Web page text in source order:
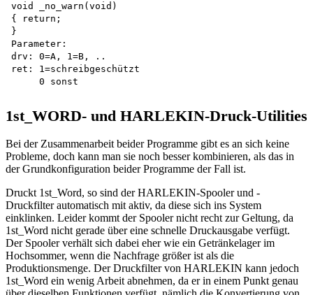
void _no_warn(void)
{ return;
}
Parameter:
drv: 0=A, 1=B, ..
ret: 1=schreibgeschützt
1st_WORD- und HARLEKIN-Druck-Utilities
Bei der Zusammenarbeit beider Programme gibt es an sich keine
Probleme, doch kann man sie noch besser kombinieren, als das in
der Grundkonfiguration beider Programme der Fall ist.
Druckt 1st_Word, so sind der HARLEKIN-Spooler und -
Druckfilter automatisch mit aktiv, da diese sich ins System
einklinken. Leider kommt der Spooler nicht recht zur Geltung, da
1st_Word nicht gerade über eine schnelle Druckausgabe verfügt.
Der Spooler verhält sich dabei eher wie ein Getränkelager im
Hochsommer, wenn die Nachfrage größer ist als die
Produktionsmenge. Der Druckfilter von HARLEKIN kann jedoch
1st_Word ein wenig Arbeit abnehmen, da er in einem Punkt genau